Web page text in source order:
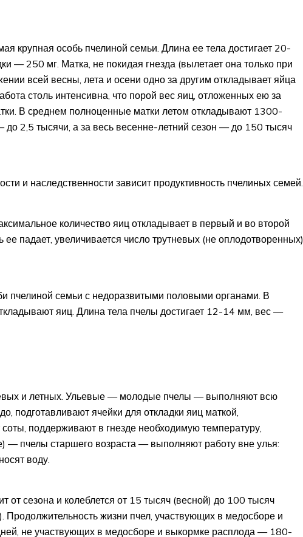
крупная особь пчелиной семьи. Длина ее тела достигает 20-
— 250 мг. Матка, не покидая гнезда (вылетает она только при
всей весны, лета и осени одно за другим откладывает яйца
столь интенсивна, что порой вес яиц, отложенных ею за
В среднем полноценные матки летом откладывают 1300-
до 2,5 тысячи, а за весь весенне-летний сезон — до 150 тысяч
и наследственности зависит продуктивность пчелиных семей.
количество яиц откладывает в первый и во второй
ее падает, увеличивается число трутневых (не оплодотворенных)
пчелиной семьи с недоразвитыми половыми органами. В
яиц. Длина тела пчелы достигает 12-14 мм, вес —
и летных. Ульевые — молодые пчелы — выполняют всю
подготавливают ячейки для откладки яиц маткой,
поддерживают в гнезде необходимую температуру,
— пчелы старшего возраста — выполняют работу вне улья:
воду.
от сезона и колеблется от 15 тысяч (весной) до 100 тысяч
Продолжительность жизни пчел, участвующих в медосборе и
не участвующих в медосборе и выкормке расплода — 180-